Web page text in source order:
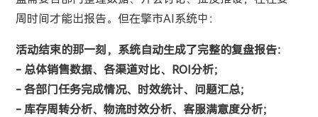
周时间才能出报告。但在擎市AI系统中：
活动结束的那一刻，系统自动生成了完整的复盘报告：
- 总体销售数据、各渠道对比、ROI分析；
- 各部门任务完成情况、时效统计、问题汇总；
- 库存周转分析、物流时效分析、客服满意度分析；